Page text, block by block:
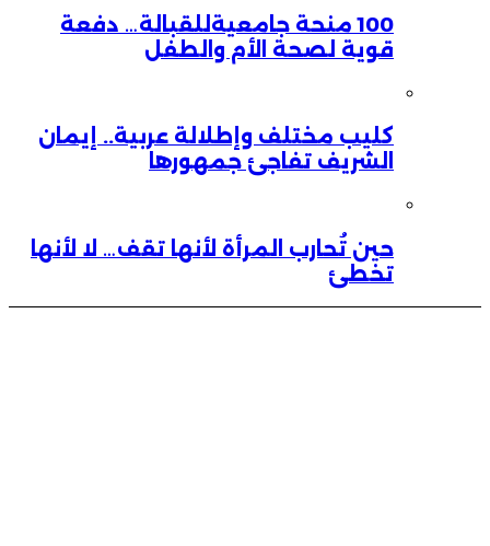
100 منحة جامعيةللقبالة… دفعة
قوية لصحة الأم والطفل
كليب مختلف وإطلالة عربية.. إيمان
الشريف تفاجئ جمهورها
حين تُحارب المرأة لأنها تقف… لا لأنها
تخطئ